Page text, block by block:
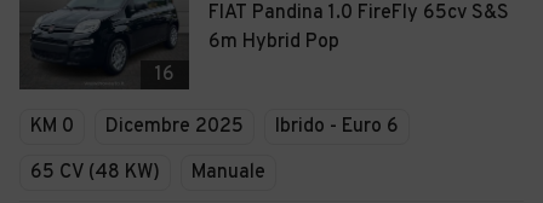
16
FIAT Pandina 1.0 FireFly 65cv S&S
6m Hybrid Pop
KM 0 Dicembre 2025
Ibrido - Euro 6
65 CV (48 KW)
Manuale